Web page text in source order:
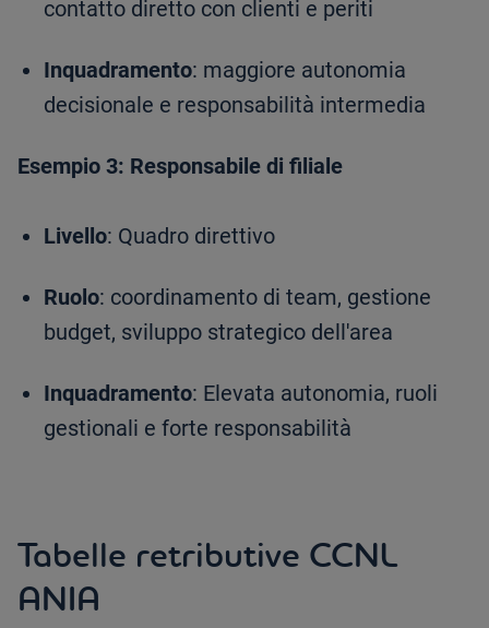
contatto diretto con clienti e periti
Inquadramento: maggiore autonomia
decisionale e responsabilità intermedia
Esempio 3: Responsabile di filiale
Livello: Quadro direttivo
Ruolo: coordinamento di team, gestione
budget, sviluppo strategico dell'area
Inquadramento: Elevata autonomia, ruoli
gestionali e forte responsabilità
Tabelle retributive CCNL
ANIA